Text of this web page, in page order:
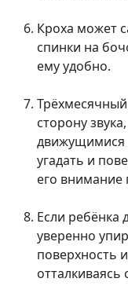
Кроха может
спинки на
ему удобно.
сторону
движущимися
угадать и
его внимание
Если
уверенно
поверхность
отталкиваясь